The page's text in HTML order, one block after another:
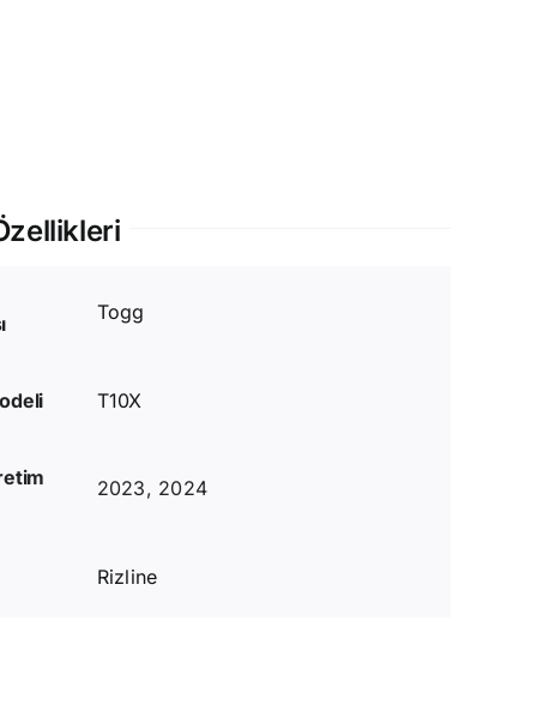
Togg
T10X
2023, 2024
Rizline